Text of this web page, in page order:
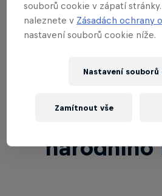
Z každé
kvalifikace
národního
souborů cookie v zápatí
naleznete v Zásadách ochrany
nastavení souborů cookie níže.
Nastavení souborů
Zamítnout vše